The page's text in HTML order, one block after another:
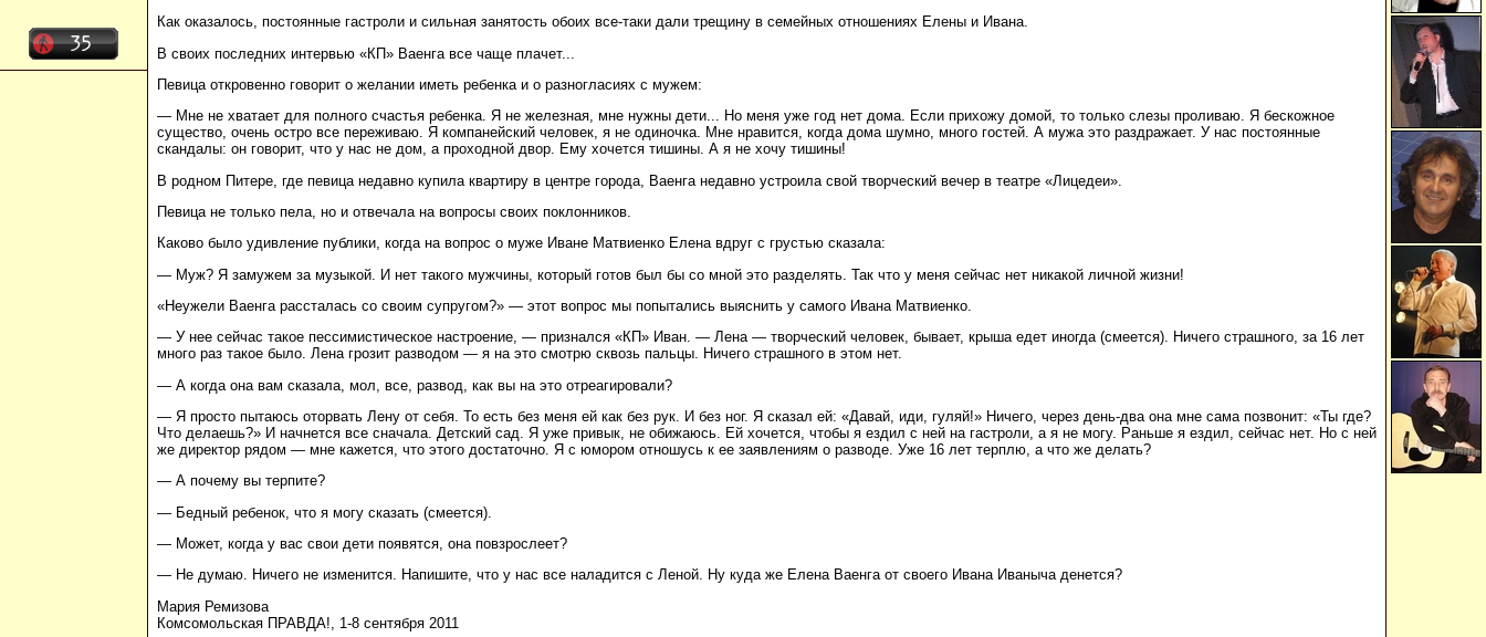
Как оказалось, постоянные гастроли и сильная занятость обоих все-таки дали трещину в семейных отношениях Елены и Ивана.
В своих последних интервью «КП» Ваенга все чаще плачет...
Певица откровенно говорит о желании иметь ребенка и о разногласиях с мужем:
— Мне не хватает для полного счастья ребенка. Я не железная, мне нужны дети... Но меня уже год нет дома. Если прихожу домой, то только слезы проливаю. Я бескожное
существо, очень остро все переживаю. Я компанейский человек, я не одиночка. Мне нравится, когда дома шумно, много гостей. А мужа это раздражает. У нас постоянные
скандалы: он говорит, что у нас не дом, а проходной двор. Ему хочется тишины. А я не хочу тишины!
В родном Питере, где певица недавно купила квартиру в центре города, Ваенга недавно устроила свой творческий вечер в театре «Лицедеи».
Певица не только пела, но и отвечала на вопросы своих поклонников.
Каково было удивление публики, когда на вопрос о муже Иване Матвиенко Елена вдруг с грустью сказала:
— Муж? Я замужем за музыкой. И нет такого мужчины, который готов был бы со мной это разделять. Так что у меня сейчас нет никакой личной жизни!
«Неужели Ваенга рассталась со своим супругом?» — этот вопрос мы попытались выяснить у самого Ивана Матвиенко.
— У нее сейчас такое пессимистическое настроение, — признался «КП» Иван. — Лена — творческий человек, бывает, крыша едет иногда (смеется). Ничего страшного, за 16 лет
много раз такое было. Лена грозит разводом — я на это смотрю сквозь пальцы. Ничего страшного в этом нет.
— А когда она вам сказала, мол, все, развод, как вы на это отреагировали?
— Я просто пытаюсь оторвать Лену от себя. То есть без меня ей как без рук. И без ног. Я сказал ей: «Давай, иди, гуляй!» Ничего, через день-два она мне сама позвонит: «Ты где?
Что делаешь?» И начнется все сначала. Детский сад. Я уже привык, не обижаюсь. Ей хочется, чтобы я ездил с ней на гастроли, а я не могу. Раньше я ездил, сейчас нет. Но с ней
же директор рядом — мне кажется, что этого достаточно. Я с юмором отношусь к ее заявлениям о разводе. Уже 16 лет терплю, а что же делать?
— А почему вы терпите?
— Бедный ребенок, что я могу сказать (смеется).
— Может, когда у вас свои дети появятся, она повзрослеет?
— Не думаю. Ничего не изменится. Напишите, что у нас все наладится с Леной. Ну куда же Елена Ваенга от своего Ивана Иваныча денется?
Мария Ремизова
Комсомольская ПРАВДА!, 1-8 сентября 2011